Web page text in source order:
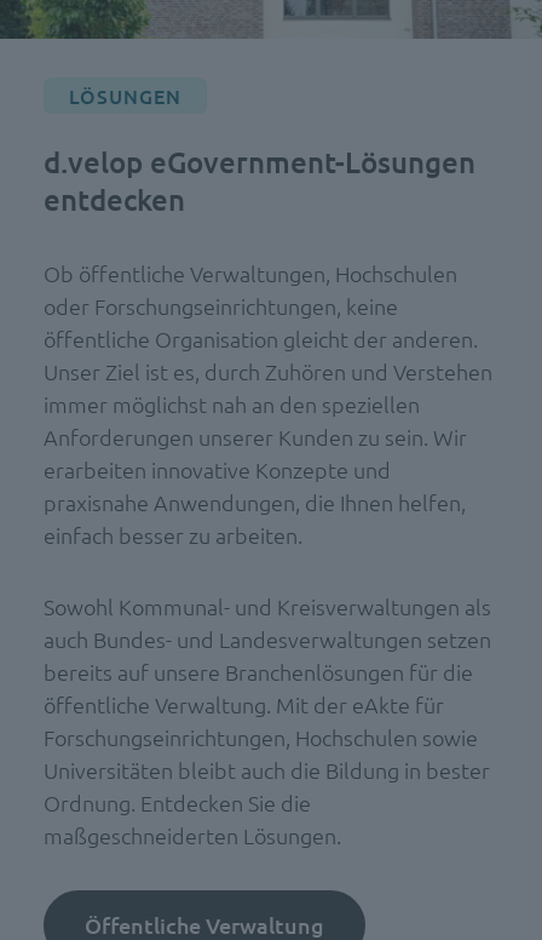
LÖSUNGEN
d.velop eGovernment-Lösungen
entdecken
Ob öffentliche Verwaltungen, Hochschulen
oder Forschungseinrichtungen, keine
öffentliche Organisation gleicht der anderen.
Unser Ziel ist es, durch Zuhören und Verstehen
immer möglichst nah an den speziellen
Anforderungen unserer Kunden zu sein. Wir
erarbeiten innovative Konzepte und
praxisnahe Anwendungen, die Ihnen helfen,
einfach besser zu arbeiten.
Sowohl Kommunal- und Kreisverwaltungen als
auch Bundes- und Landesverwaltungen setzen
bereits auf unsere Branchenlösungen für die
öffentliche Verwaltung. Mit der eAkte für
Forschungseinrichtungen, Hochschulen sowie
Universitäten bleibt auch die Bildung in bester
Ordnung. Entdecken Sie die
maßgeschneiderten Lösungen.
Öffentliche Verwaltung